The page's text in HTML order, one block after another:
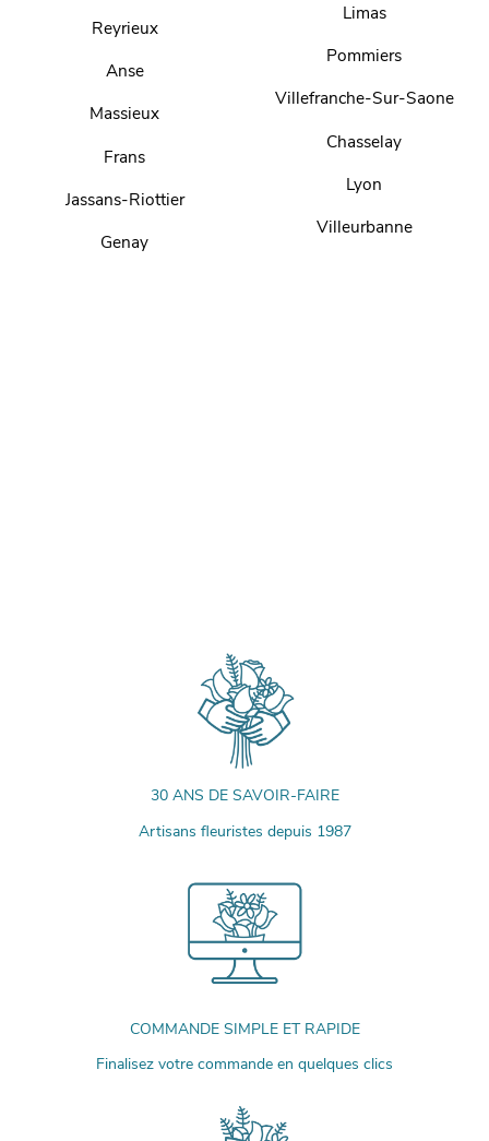
Reyrieux
Anse
Massieux
Frans
Jassans-Riottier
Genay
Limas
Pommiers
Villefranche-Sur-Saone
Chasselay
Lyon
Villeurbanne
30 ANS DE SAVOIR-FAIRE
Artisans fleuristes depuis 1987
COMMANDE SIMPLE ET RAPIDE
Finalisez votre commande en quelques clics